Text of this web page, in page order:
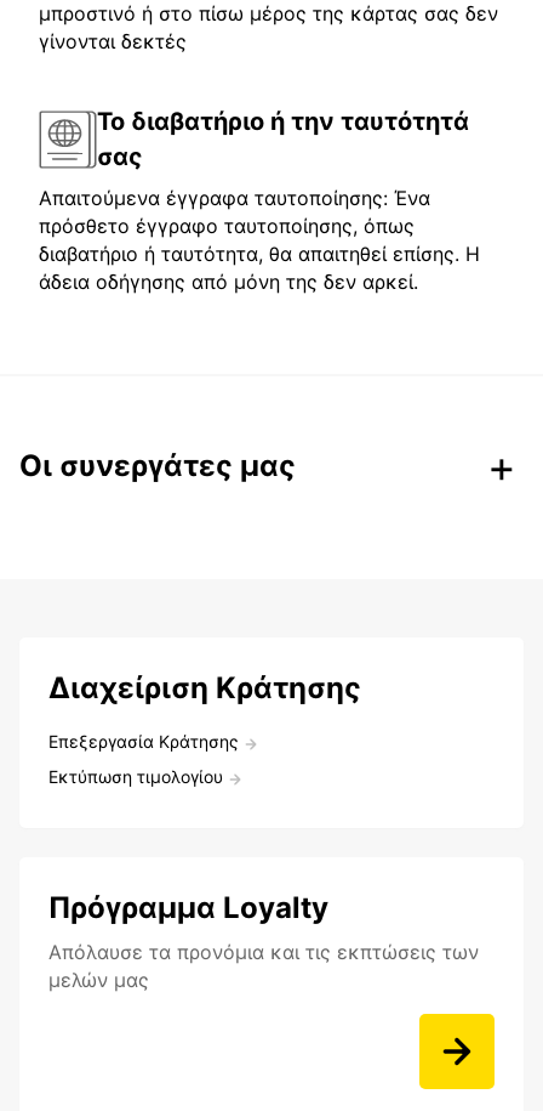
μπροστινό ή στο πίσω μέρος της κάρτας σας δεν
γίνονται δεκτές
Το διαβατήριο ή την ταυτότητά
σας
Απαιτούμενα έγγραφα ταυτοποίησης: Ένα
πρόσθετο έγγραφο ταυτοποίησης, όπως
διαβατήριο ή ταυτότητα, θα απαιτηθεί επίσης. Η
άδεια οδήγησης από μόνη της δεν αρκεί.
Οι συνεργάτες μας
Διαχείριση Κράτησης
Επεξεργασία Κράτησης
Εκτύπωση τιμολογίου
Πρόγραμμα Loyalty
Aπόλαυσε τα προνόμια και τις εκπτώσεις των
μελών μας